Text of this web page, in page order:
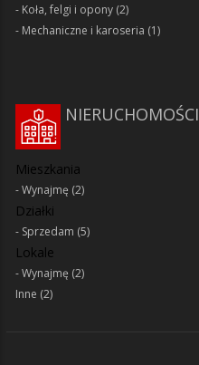
Koła, felgi i opony (2)
Mechaniczne i karoseria (1)
NIERUCHOMOŚCI
Mieszkania
Wynajmę (2)
Działki
Sprzedam (5)
Lokale
Wynajmę (2)
Inne (2)